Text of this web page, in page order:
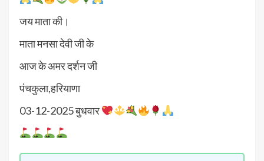
जय माता की।
माता मनसा देवी जी के
आज के अमर दर्शन जी
पंचकुला,हरियाणा
03-12-2025 बुधवार